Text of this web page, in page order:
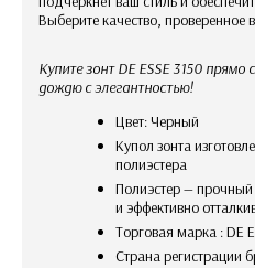
Выберите качество, проверенное
Купите зонт DE ESSE 3150 прямо
дождю с элегантностью!
Цвет: Черный
Купол зонта изготовлен из прочного 100%
полиэстера
Полиэстер — прочный материал, устойчивый к износу
и эффективно
Торговая марка : DE
Страна регистрации